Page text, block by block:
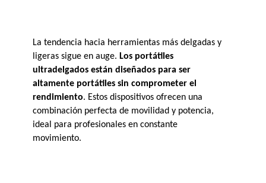
La tendencia hacia herramientas más delgadas y
ligeras sigue en auge. Los portátiles
ultradelgados están diseñados para ser
altamente portátiles sin comprometer el
rendimiento. Estos dispositivos ofrecen una
combinación perfecta de movilidad y potencia,
ideal para profesionales en constante
movimiento.